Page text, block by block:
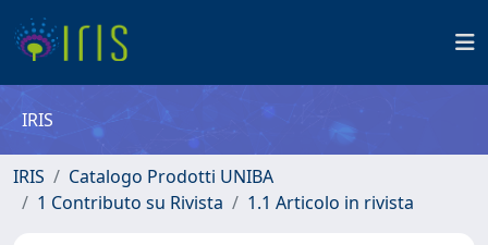
IRIS
IRIS
Catalogo Prodotti UNIBA
1 Contributo su Rivista
1.1 Articolo in rivista